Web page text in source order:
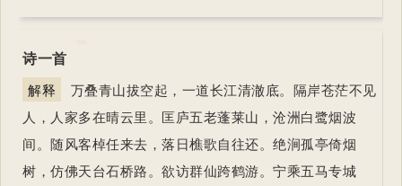
诗一首
解释
万叠青山拔空起，一道长江清澈底。隔岸苍茫不见
人，人家多在晴云里。匡庐五老蓬莱山，沧洲白鹭烟波
间。随风客棹任来去，落日樵歌自往还。绝涧孤亭倚烟
树，仿佛天台石桥路。欲访群仙跨鹤游。宁乘五马专城